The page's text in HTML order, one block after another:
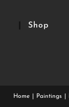
Shop
Home Paintings